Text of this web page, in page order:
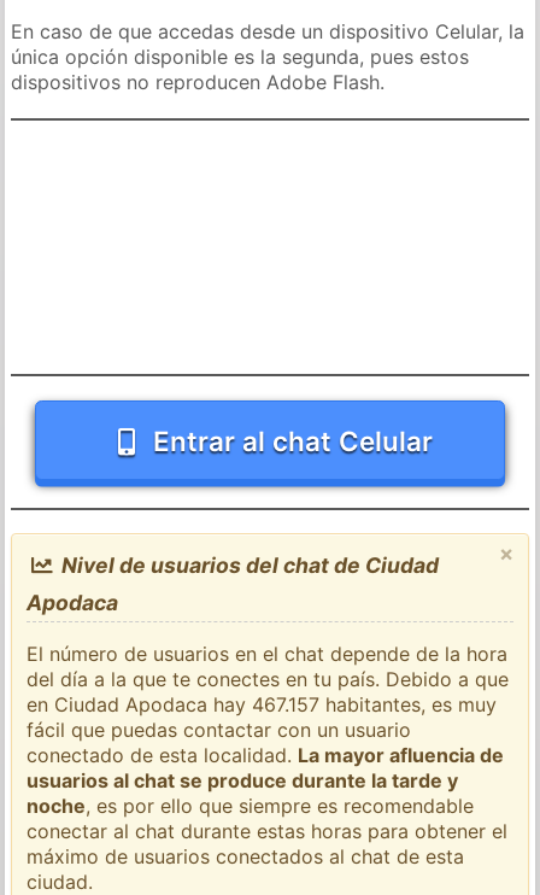
En caso de que accedas desde un dispositivo Celular, la
única opción disponible es la segunda, pues estos
dispositivos no reproducen Adobe Flash.
Entrar al chat Celular
×
Nivel de usuarios del chat de Ciudad
Apodaca
El número de usuarios en el chat depende de la hora
del día a la que te conectes en tu país. Debido a que
en Ciudad Apodaca hay 467.157 habitantes, es muy
fácil que puedas contactar con un usuario
conectado de esta localidad. La mayor afluencia de
usuarios al chat se produce durante la tarde y
noche, es por ello que siempre es recomendable
conectar al chat durante estas horas para obtener el
máximo de usuarios conectados al chat de esta
ciudad.